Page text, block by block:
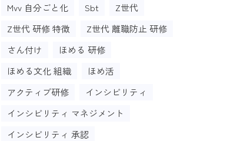
Mvv 自分ごと化
Sbt
Z世代
Z世代 研修 特徴
Z世代 離職防止 研修
さん付け
ほめる 研修
ほめる文化 組織
ほめ活
アクティブ研修
インシビリティ
インシビリティ マネジメント
インシビリティ 承認